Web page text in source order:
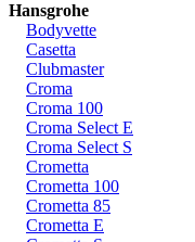
Hansgrohe
Bodyvette
Casetta
Clubmaster
Croma
Croma 100
Croma Select E
Croma Select S
Crometta
Crometta 100
Crometta 85
Crometta E